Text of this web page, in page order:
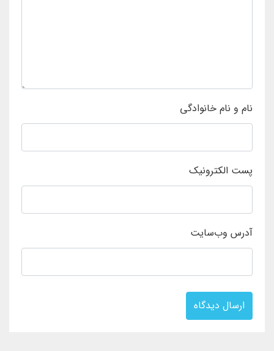
نام و نام خانوادگی
پست الکترونیک
آدرس وب‌سایت
ارسال دیدگاه